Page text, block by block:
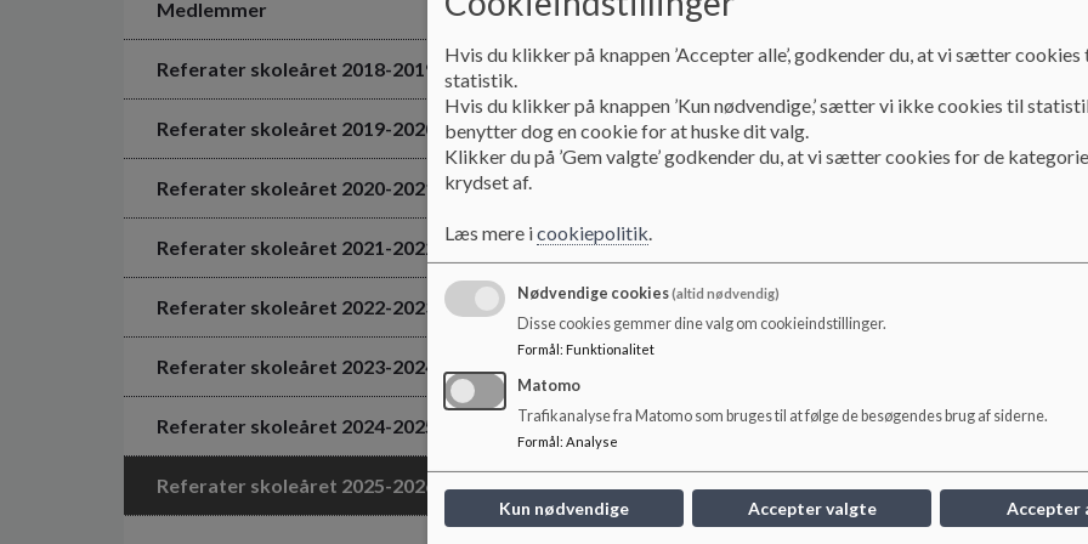
Medlemmer
Referater skoleåret 2018-2019
Referater skoleåret 2019-2020
Referater skoleåret 2020-2021
Referater skoleåret 2021-2022
Referater skoleåret 2022-2023
Referater skoleåret 2023-2024
Referater skoleåret 2024-2025
Referater skoleåret 2025-2026
Referater skoleåret
Referater fra skolebestyrelsesmøder
Referat fra 22. september 2025
Referat fra 21. oktober 2025
Hvis du klikker på knappen ’Accepter alle’, godkender du, at vi sætter
statistik.
Hvis du klikker på knappen ’Kun nødvendige,’ sætter vi ikke cookies til
benytter dog en cookie for at huske dit valg.
Klikker du på ’Gem valgte’ godkender du, at vi sætter cookies for de
krydset af.
Læs mere icookiepolitik
Nødvendige cookies(altid nødvendig)
Disse cookies gemmer dine valg om cookieindstillinger.
Formål: Funktionalitet
Matomo
Trafikanalyse fra Matomo som bruges til at følge de besøgendes brug af siderne.
Formål : Analyse
Kun nødvendige Accepter valgte Accepter